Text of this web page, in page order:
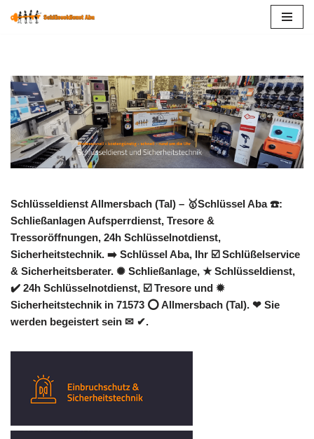
Schlüsseldienst Allmersbach (Tal) – 🥇Schlüssel Aba ☎️:
Schließanlagen Aufsperrdienst, Tresore &
Tressoröffnungen, 24h Schlüsselnotdienst,
Sicherheitstechnik. ➡️ Schlüssel Aba, Ihr ☑️ Schlüßelservice
& Sicherheitsberater. ✺ Schließanlage, ★ Schlüsseldienst,
✔️ 24h Schlüsselnotdienst, ☑️ Tresore und ✹
Sicherheitstechnik in 71573 ⭕ Allmersbach (Tal). ❤ Sie
werden begeistert sein ✉ ✔.